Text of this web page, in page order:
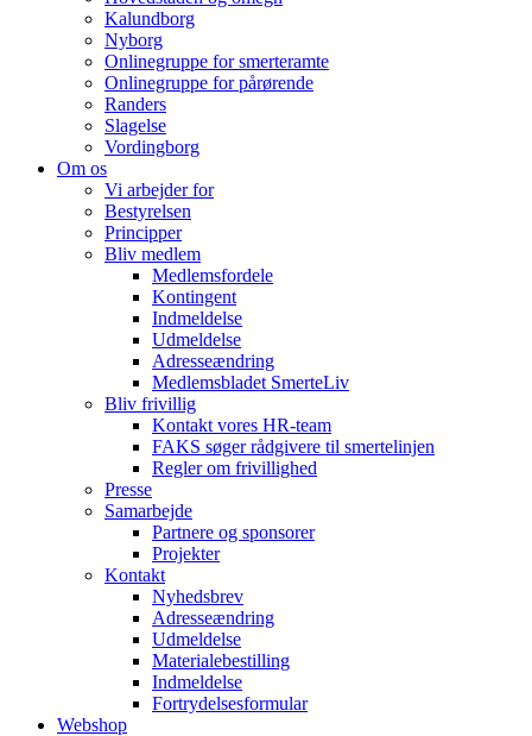
Kalundborg
Nyborg
Onlinegruppe for smerteramte
Onlinegruppe for pårørende
Randers
Slagelse
Vordingborg
Om os
Vi arbejder for
Bestyrelsen
Principper
Bliv medlem
Medlemsfordele
Kontingent
Indmeldelse
Udmeldelse
Adresseændring
Medlemsbladet SmerteLiv
Bliv frivillig
Kontakt vores HR-team
FAKS søger rådgivere til smertelinjen
Regler om frivillighed
Presse
Samarbejde
Partnere og sponsorer
Projekter
Kontakt
Nyhedsbrev
Adresseændring
Udmeldelse
Materialebestilling
Indmeldelse
Fortrydelsesformular
Webshop